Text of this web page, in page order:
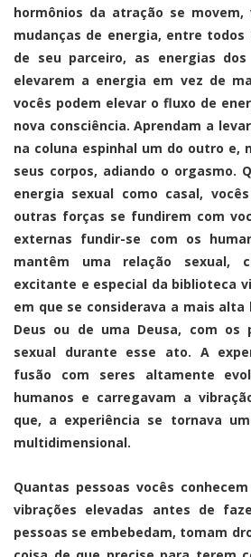
hormônios da atração se movem,
mudanças de energia, entre todos
de seu parceiro, as energias
elevarem a energia em vez de
vocês podem elevar o fluxo de
nova consciência. Aprendam a
na coluna espinhal um do outro e,
seus corpos, adiando o orgasmo.
energia sexual como casal,
outras forças se fundirem com
externas fundir-se com os
mantêm uma relação sexual,
excitante e especial da biblioteca
em que se considerava a mais
Deus ou de uma Deusa, com os
sexual durante esse ato. A
fusão com seres altamente
humanos e carregavam a
que, a experiência se tornava
multidimensional.
Quantas pessoas vocês
vibrações elevadas antes de
pessoas se embebedam, tomam